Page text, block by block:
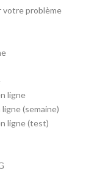
votre problème
ligne
(semaine)
ligne (test)